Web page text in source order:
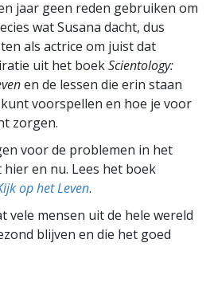
jaar geen reden gebruiken om
wat Susana dacht, dus
als actrice om juist dat
uit het boekScientology:
en de lessen die erin staan
voorspellen en hoe je voor
zorgen.
voor de problemen in het
en nu. Lees het boek
op het Leven.
vele mensen uit de hele wereld
blijven en die het goed